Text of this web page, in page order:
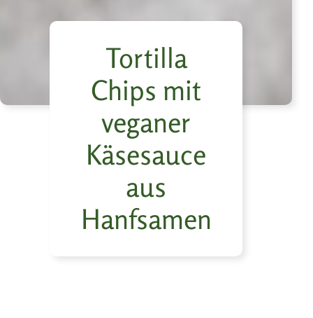
Tortilla
Chips mit
veganer
Käsesauce
aus
Hanfsamen